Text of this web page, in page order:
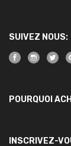
SUIVEZ NOUS:
POURQUOI
INSCRIVEZ-